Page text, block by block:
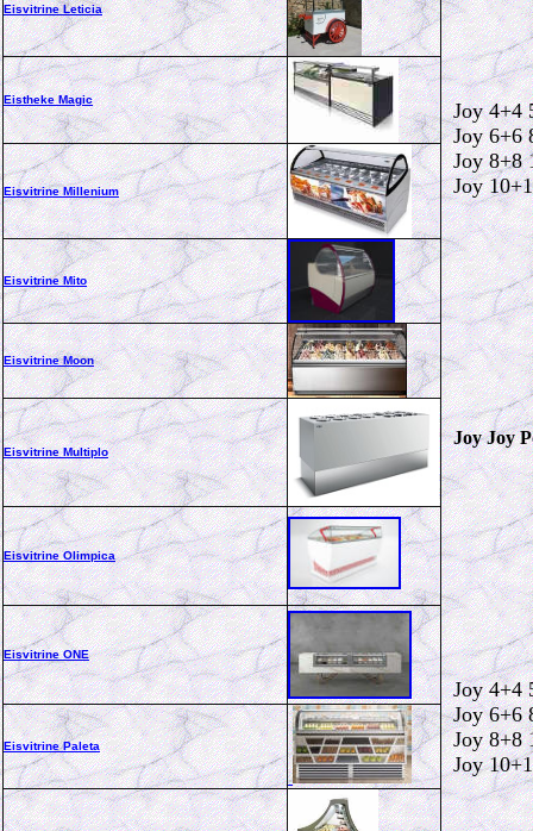
Eisvitrine Leticia
Eistheke Magic
Eisvitrine Millenium
Eisvitrine Mito
Eisvitrine Moon
Eisvitrine Multiplo
Eisvitrine Olimpica
Eisvitrine ONE
Eisvitrine Paleta
Joy 4+4
Joy 6+6
Joy 8+8
Joy
Joy Joy
Joy 4+4
Joy 6+6
Joy 8+8
Joy